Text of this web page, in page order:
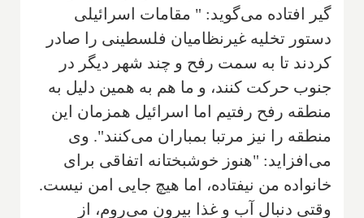
گیر افتاده می‌گوید: " مقامات اسرائیلی
دستور تخلیه غیرنظامیان فلسطینی را صادر
کردند تا به سمت رفح و چند شهر دیگر در
جنوب حرکت کنند، و ما هم به همین دلیل به
منطقه رفح رفتیم اما اسرائیل همزمان این
منطقه را نیز مرتبا بمباران می‌کنند". وی
می‌افزاید: "هنوز خوشبختانه اتفاقی برای
خانواده من نیفتاده، اما هیچ جایی امن نیست.
وقتی دنبال آب و غذا بیرون می‌روم، از